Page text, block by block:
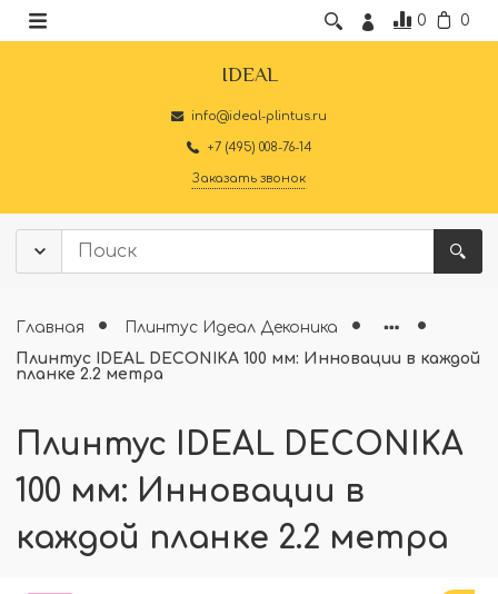
0 0
IDEAL
info@ideal-plintus.ru
+7 (495) 008-76-14
Заказать звонок
Главная
Плинтус Идеал Деконика
Плинтус IDEAL DECONIKA 100 мм: Инновации в каждой
планке 2.2 метра
Плинтус IDEAL DECONIKA
100 мм: Инновации в
каждой планке 2.2 метра